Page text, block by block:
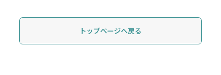
トップページへ戻る